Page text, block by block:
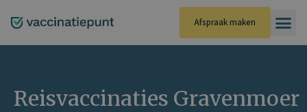
naar
Afspraak maken
Reisvaccinaties Gravenmoer